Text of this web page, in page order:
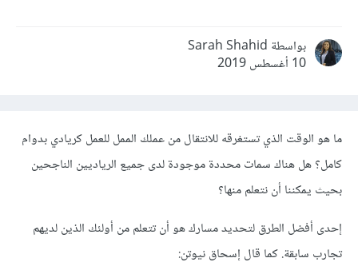
بواسطة Sarah Shahid
10 أغسطس 2019
ما هو الوقت الذي تستغرقه للانتقال من عملك الممل للعمل كريادي بدوام
كامل؟ هل هناك سمات محددة موجودة لدى جميع الرياديين الناجحين
بحيث يمكننا أن نتعلم منها؟
إحدى أفضل الطرق لتحديد مسارك هو أن تتعلم من أولئك الذين لديهم
تجارب سابقة. كما قال إسحاق نيوتن: